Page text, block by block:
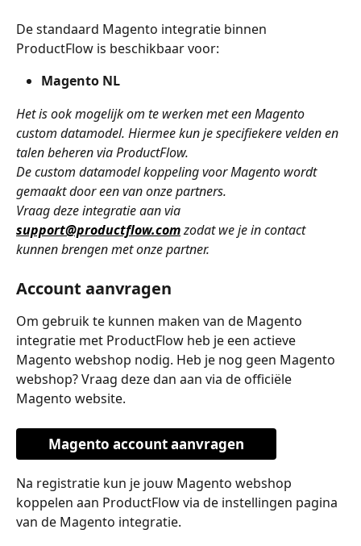
De standaard Magento integratie binnen
ProductFlow is beschikbaar voor:
Magento NL
Het is ook mogelijk om te werken met een Magento
custom datamodel. Hiermee kun je specifiekere velden en
talen beheren via ProductFlow.
De custom datamodel koppeling voor Magento wordt
gemaakt door een van onze partners.
Vraag deze integratie aan via
support@productflow.com zodat we je in contact
kunnen brengen met onze partner.
Account aanvragen
Om gebruik te kunnen maken van de Magento
integratie met ProductFlow heb je een actieve
Magento webshop nodig. Heb je nog geen Magento
webshop? Vraag deze dan aan via de officiële
Magento website.
Magento account aanvragen
Na registratie kun je jouw Magento webshop
koppelen aan ProductFlow via de instellingen pagina
van de Magento integratie.